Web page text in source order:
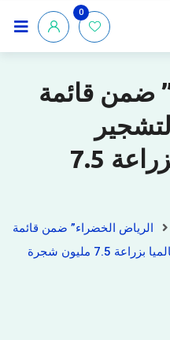
0
ضمن قائمة
الحضري عالميا بزراعة 7.5
الرياض الخضراء” ضمن قائمة
مليون شجرة